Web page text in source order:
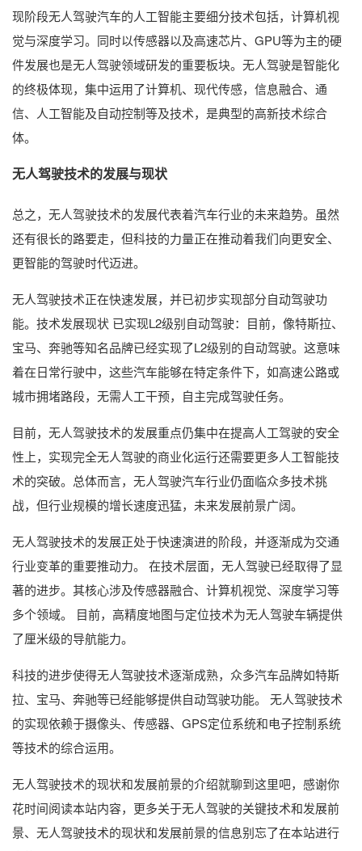
现阶段无人驾驶汽车的人工智能主要细分技术包括，计算机视
觉与深度学习。同时以传感器以及高速芯片、GPU等为主的硬
件发展也是无人驾驶领域研发的重要板块。无人驾驶是智能化
的终极体现，集中运用了计算机、现代传感，信息融合、通
信、人工智能及自动控制等及技术，是典型的高新技术综合
体。
无人驾驶技术的发展与现状
总之，无人驾驶技术的发展代表着汽车行业的未来趋势。虽然
还有很长的路要走，但科技的力量正在推动着我们向更安全、
更智能的驾驶时代迈进。
无人驾驶技术正在快速发展，并已初步实现部分自动驾驶功
能。技术发展现状 已实现L2级别自动驾驶：目前，像特斯拉、
宝马、奔驰等知名品牌已经实现了L2级别的自动驾驶。这意味
着在日常行驶中，这些汽车能够在特定条件下，如高速公路或
城市拥堵路段，无需人工干预，自主完成驾驶任务。
目前，无人驾驶技术的发展重点仍集中在提高人工驾驶的安全
性上，实现完全无人驾驶的商业化运行还需要更多人工智能技
术的突破。总体而言，无人驾驶汽车行业仍面临众多技术挑
战，但行业规模的增长速度迅猛，未来发展前景广阔。
无人驾驶技术的发展正处于快速演进的阶段，并逐渐成为交通
行业变革的重要推动力。 在技术层面，无人驾驶已经取得了显
著的进步。其核心涉及传感器融合、计算机视觉、深度学习等
多个领域。 目前，高精度地图与定位技术为无人驾驶车辆提供
了厘米级的导航能力。
科技的进步使得无人驾驶技术逐渐成熟，众多汽车品牌如特斯
拉、宝马、奔驰等已经能够提供自动驾驶功能。 无人驾驶技术
的实现依赖于摄像头、传感器、GPS定位系统和电子控制系统
等技术的综合运用。
无人驾驶技术的现状和发展前景的介绍就聊到这里吧，感谢你
花时间阅读本站内容，更多关于无人驾驶的关键技术和发展前
景、无人驾驶技术的现状和发展前景的信息别忘了在本站进行